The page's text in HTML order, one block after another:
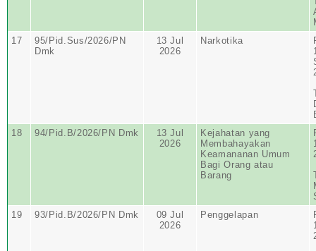
17
95/Pid.Sus/2026/PN
Dmk
13 Jul
2026
Narkotika
18
94/Pid.B/2026/PN Dmk
13 Jul
2026
Kejahatan yang
Membahayakan
Keamananan Umum
Bagi Orang atau
Barang
19
93/Pid.B/2026/PN Dmk
09 Jul
2026
Penggelapan